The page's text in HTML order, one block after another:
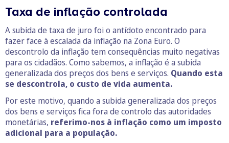
Taxa de inflação controlada
A subida de taxa de juro foi o antídoto encontrado para
fazer face à escalada da inflação na Zona Euro. O
descontrolo da inflação tem consequências muito negativas
para os cidadãos. Como sabemos, a inflação é a subida
generalizada dos preços dos bens e serviços. Quando esta
se descontrola, o custo de vida aumenta.
Por este motivo, quando a subida generalizada dos preços
dos bens e serviços fica fora de controlo das autoridades
monetárias, referimo-nos à inflação como um imposto
adicional para a população.